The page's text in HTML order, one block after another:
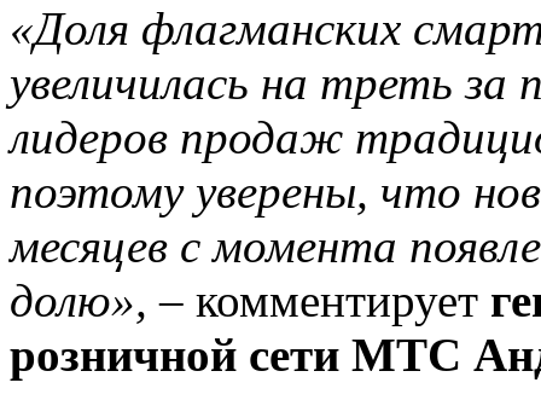
«Доля флагманских
увеличилась на треть за
лидеров продаж
поэтому уверены, что
месяцев с момента
долю», – комментирует
розничной сети МТС